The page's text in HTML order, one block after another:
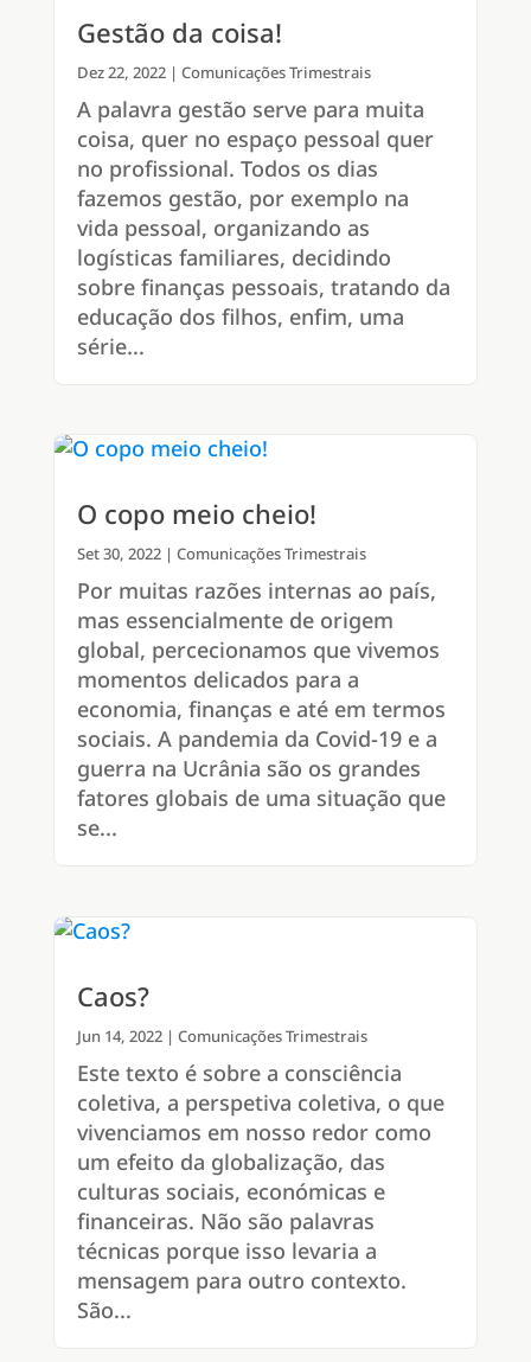
Gestão da coisa!
Dez 22, 2022| Comunicações Trimestrais
A palavra gestão serve para muita
coisa, quer no espaço pessoal quer
no profissional. Todos os dias
fazemos gestão, por exemplo na
vida pessoal, organizando as
logísticas familiares, decidindo
sobre finanças pessoais, tratando da
educação dos filhos, enfim, uma
série...
O copo meio cheio!
Set 30, 2022| Comunicações Trimestrais
Por muitas razões internas ao país,
mas essencialmente de origem
global, percecionamos que vivemos
momentos delicados para a
economia, finanças e até em termos
sociais. A pandemia da Covid-19 e a
guerra na Ucrânia são os grandes
fatores globais de uma situação que
se...
Caos?
Jun 14, 2022| Comunicações Trimestrais
Este texto é sobre a consciência
coletiva, a perspetiva coletiva, o que
vivenciamos em nosso redor como
um efeito da globalização, das
culturas sociais, económicas e
financeiras. Não são palavras
técnicas porque isso levaria a
mensagem para outro contexto.
São...